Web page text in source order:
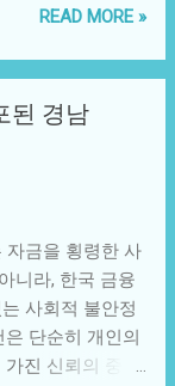
에 따른 법적, 윤
게 변화시킬까?
통 수단으로 자
의 편리함을 느
는 자유가 주어
들의 일상과 사
들어낼 수 있다.
을 행사하면, 수
지키는데 중요
의 권리를 넘어
결된다. 사람들
. 기본적으로 모
묵비권은 개인
또 다른 관점에
있다. 따라서 묵
적 질문을 던진
READ MORE »
된 경남
자금을 횡령한 사
니라, 한국 금융
사회적 불안정
단순히 개인의
진 신뢰의 중요